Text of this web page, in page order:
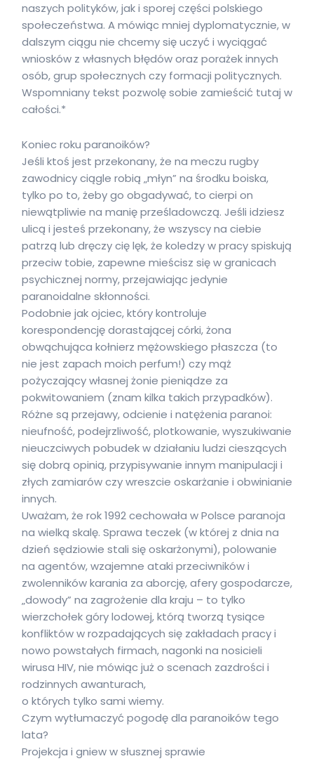
naszych polityków, jak i sporej części polskiego
społeczeństwa. A mówiąc mniej dyplomatycznie, w
dalszym ciągu nie chcemy się uczyć i wyciągać
wniosków z własnych błędów oraz porażek innych
osób, grup społecznych czy formacji politycznych.
Wspomniany tekst pozwolę sobie zamieścić tutaj w
całości.*
Koniec roku paranoików?
Jeśli ktoś jest przekonany, że na meczu rugby
zawodnicy ciągle robią „młyn” na środku boiska,
tylko po to, żeby go obgadywać, to cierpi on
niewątpliwie na manię prześladowczą. Jeśli idziesz
ulicą i jesteś przekonany, że wszyscy na ciebie
patrzą lub dręczy cię lęk, że koledzy w pracy spiskują
przeciw tobie, zapewne mieścisz się w granicach
psychicznej normy, przejawiając jedynie
paranoidalne skłonności.
Podobnie jak ojciec, który kontroluje
korespondencję dorastającej córki, żona
obwąchująca kołnierz mężowskiego płaszcza (to
nie jest zapach moich perfum!) czy mąż
pożyczający własnej żonie pieniądze za
pokwitowaniem (znam kilka takich przypadków).
Różne są przejawy, odcienie i natężenia paranoi:
nieufność, podejrzliwość, plotkowanie, wyszukiwanie
nieuczciwych pobudek w działaniu ludzi cieszących
się dobrą opinią, przypisywanie innym manipulacji i
złych zamiarów czy wreszcie oskarżanie i obwinianie
innych.
Uważam, że rok 1992 cechowała w Polsce paranoja
na wielką skalę. Sprawa teczek (w której z dnia na
dzień sędziowie stali się oskarżonymi), polowanie
na agentów, wzajemne ataki przeciwników i
zwolenników karania za aborcję, afery gospodarcze,
„dowody” na zagrożenie dla kraju – to tylko
wierzchołek góry lodowej, którą tworzą tysiące
konfliktów w rozpadających się zakładach pracy i
nowo powstałych firmach, nagonki na nosicieli
wirusa HIV, nie mówiąc już o scenach zazdrości i
rodzinnych awanturach,
o których tylko sami wiemy.
Czym wytłumaczyć pogodę dla paranoików tego
lata?
Projekcja i gniew w słusznej sprawie